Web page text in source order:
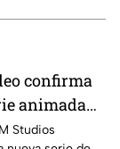
confirma
animada
40,000
Studios